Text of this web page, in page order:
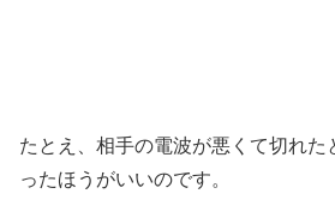
たとえ、相手の電波が悪くて切れた
ったほうがいいのです。